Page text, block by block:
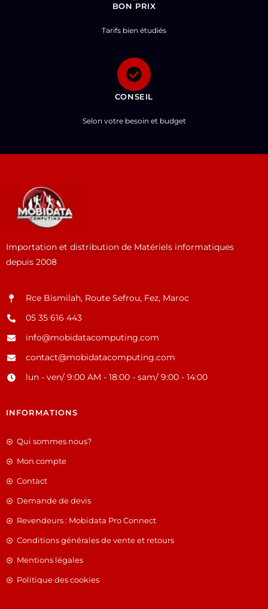
BON PRIX
Tarifs bien étudiés
CONSEIL
Selon votre besoin et budget
Importation et distribution de Matériels informatiques
depuis 2008
Rce Bismilah, Route Sefrou, Fez, Maroc
05 35 616 443
info@mobidatacomputing.com
contact@mobidatacomputing.com
lun - ven/ 9:00 AM - 18:00 - sam/ 9:00 - 14:00
INFORMATIONS
Qui sommes nous?
Mon compte
Contact
Demande de devis
Revendeurs : Mobidata Pro Connect
Conditions générales de vente et retours
Mentions légales
Politique des cookies